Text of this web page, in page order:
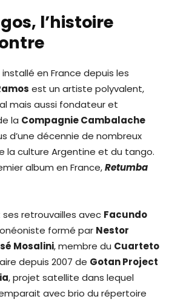
l’histoire
en France depuis les
est un artiste polyvalent,
mais aussi fondateur et
la Compagnie Cambalache
d’une décennie de nombreux
la culture Argentine et du tango.
album en France,Retumba
ses retrouvailles avec Facundo
formé par Nestor
Mosalini, membre du Cuarteto
depuis 2007 de Gotan Project
, projet satellite dans lequel
avec brio du répertoire